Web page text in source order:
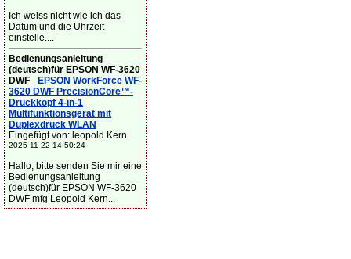
Ich weiss nicht wie ich das
Datum und die Uhrzeit
einstelle....
Bedienungsanleitung
(deutsch)für EPSON WF-3620
DWF - EPSON WorkForce WF-
3620 DWF PrecisionCore™-
Druckkopf 4-in-1
Multifunktionsgerät mit
Duplexdruck WLAN
Eingefügt von: leopold Kern
2025-11-22 14:50:24
Hallo, bitte senden Sie mir eine
Bedienungsanleitung
(deutsch)für EPSON WF-3620
DWF mfg Leopold Kern...